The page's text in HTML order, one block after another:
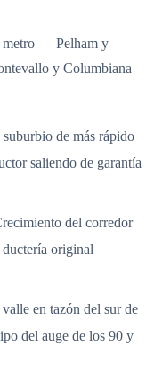
metro — Pelham y
y Columbiana
de más rápido
saliendo de garantía
del corredor
original
en tazón del sur de
del auge de los 90 y